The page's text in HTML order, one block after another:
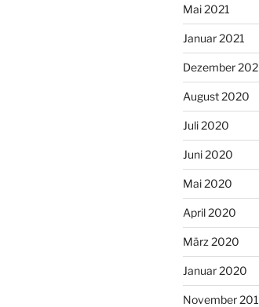
Mai 2021
Januar 2021
Dezember
August 2020
Juli 2020
Juni 2020
Mai 2020
April 2020
März 2020
Januar 2020
November